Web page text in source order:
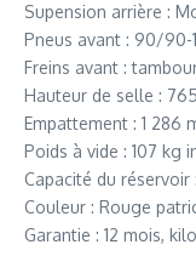
Supension arrière :
Pneus avant : 90/90-
Freins avant :
Hauteur de selle :
Empattement : 1 286
Poids à vide : 107 kg
Capacité du réservoir
Couleur : Rouge
Garantie : 12 mois,